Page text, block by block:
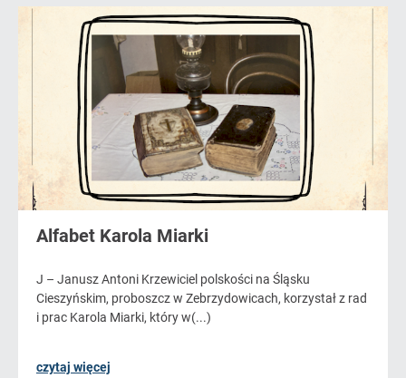
Alfabet Karola Miarki
J – Janusz Antoni Krzewiciel polskości na Śląsku
Cieszyńskim, proboszcz w Zebrzydowicach, korzystał z rad
i prac Karola Miarki, który w(...)
czytaj więcej